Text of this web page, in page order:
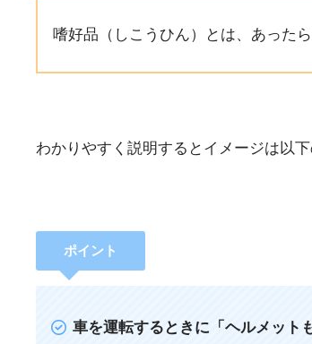
嗜好品（しこうひん）とは、あった
わかりやすく説明するとイメージは以下
ポイント
車を運転するときに「ヘルメット